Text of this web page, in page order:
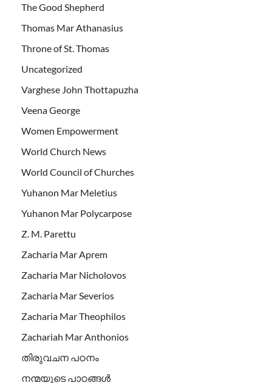
The Good Shepherd
Thomas Mar Athanasius
Throne of St. Thomas
Uncategorized
Varghese John Thottapuzha
Veena George
Women Empowerment
World Church News
World Council of Churches
Yuhanon Mar Meletius
Yuhanon Mar Polycarpose
Z. M. Parettu
Zacharia Mar Aprem
Zacharia Mar Nicholovos
Zacharia Mar Severios
Zacharia Mar Theophilos
Zachariah Mar Anthonios
തിരുവചന പഠനം
നന്മയുടെ പാഠങ്ങള്‍